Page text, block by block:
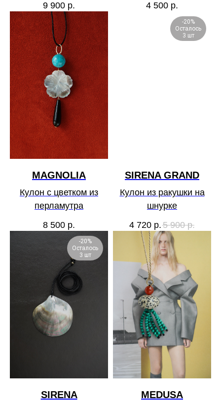
9 900 р.
4 500 р.
MAGNOLIA
Кулон с цветком из
перламутра
8 500 р.
-20%
Осталось
3 шт
SIRENA GRAND
Кулон из ракушки на
шнурке
4 720 р. 5 900 р.
-20%
Осталось
3 шт
SIRENA MEDUSA